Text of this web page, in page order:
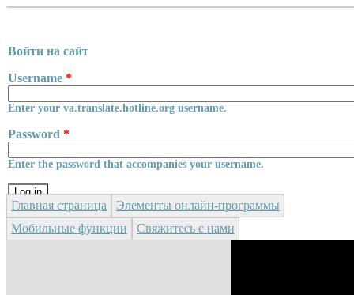
Войти на сайт
Username *
Enter your va.translate.hotline.org username.
Password *
Enter the password that accompanies your username.
Главная страница
Элементы онлайн-программы
Мобильные функции
Свяжитесь с нами